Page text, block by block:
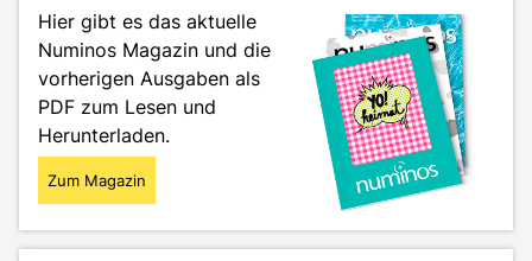
dein
Social-
Media-
Konsum
unbewusst
mit
dir
macht"
Hier gibt es das aktuelle
Numinos Magazin und die
vorherigen Ausgaben als
PDF zum Lesen und
Herunterladen.
Zum Magazin